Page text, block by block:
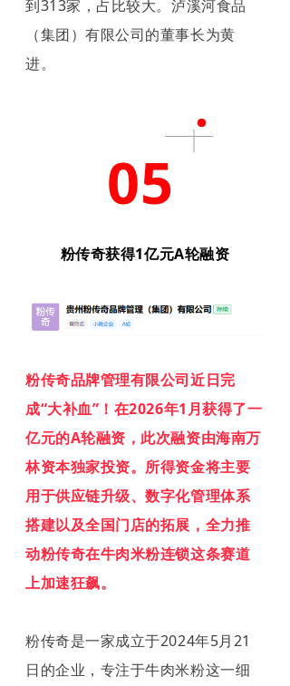
到313家，占比较大。泸溪河食品
（集团）有限公司的董事长为黄
进。
05
粉传奇获得1亿元A轮融资
粉传奇品牌管理有限公司近日完
成“大补血”！在2026年1月获得了一
亿元的A轮融资，此次融资由海南万
林资本独家投资。所得资金将主要
用于供应链升级、数字化管理体系
搭建以及全国门店的拓展，全力推
动粉传奇在牛肉米粉连锁这条赛道
上加速狂飙。
粉传奇是一家成立于2024年5月21
日的企业，专注于牛肉米粉这一细